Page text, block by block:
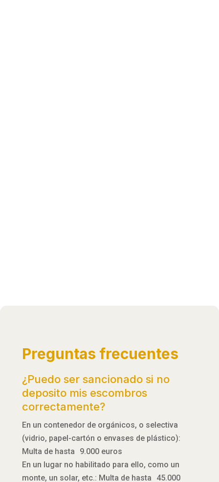
Preguntas frecuentes
¿Puedo ser sancionado si no
deposito mis escombros
correctamente?
En un contenedor de orgánicos, o selectiva
(vidrio, papel-cartón o envases de plástico):
Multa de hasta 9.000 euros
En un lugar no habilitado para ello, como un
monte, un solar, etc.: Multa de hasta 45.000